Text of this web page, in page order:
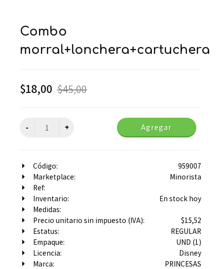
combo
morral+lonchera+cartuchera
$18,00 $45,00
Agregar
Código:
959007
Marketplace:
Minorista
Ref:
Inventario:
En stock hoy
Medidas:
Precio unitario sin impuesto (IVA):
$15,52
Estatus:
REGULAR
Empaque:
UND (1)
Licencia:
Disney
Marca:
PRINCESAS